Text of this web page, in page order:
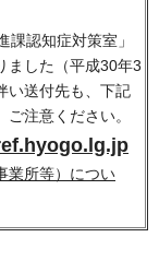
認知症対策室」
ました（平成30年3
い送付先も、下記
注意ください。
業所等）につい